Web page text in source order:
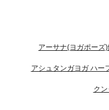
アーサナ(ヨガポーズ
アシュタンガヨガ ハー
ク